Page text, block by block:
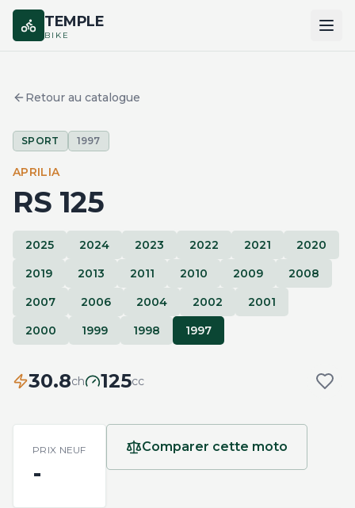
TEMPLE
BIKE
MARQUES
COMPARER
Retour au catalogue
SPORT 1997
APRILIA
RS 125
2025 2024 2023 2022 2021
2020
2019
2013 2011 2010 2009
2008
2007
2006 2004 2002
2001
2000
1999 1998 1997
30.8ch 125cc
PRIX NEUF
-
Comparer cette moto